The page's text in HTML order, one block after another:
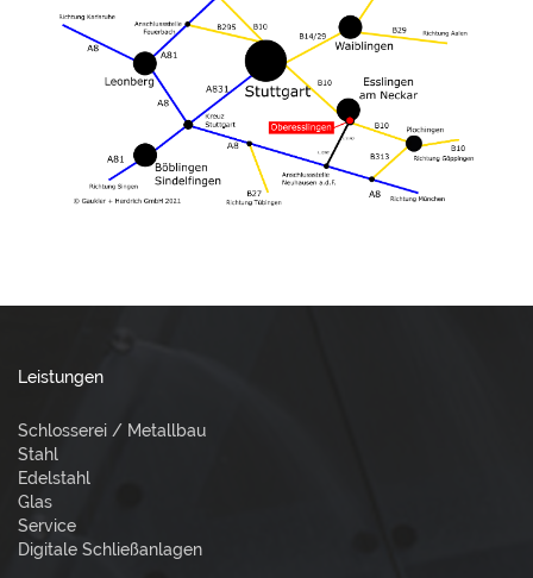
Leistungen
Schlosserei / Metallbau
Stahl
Edelstahl
Glas
Service
Digitale Schließanlagen